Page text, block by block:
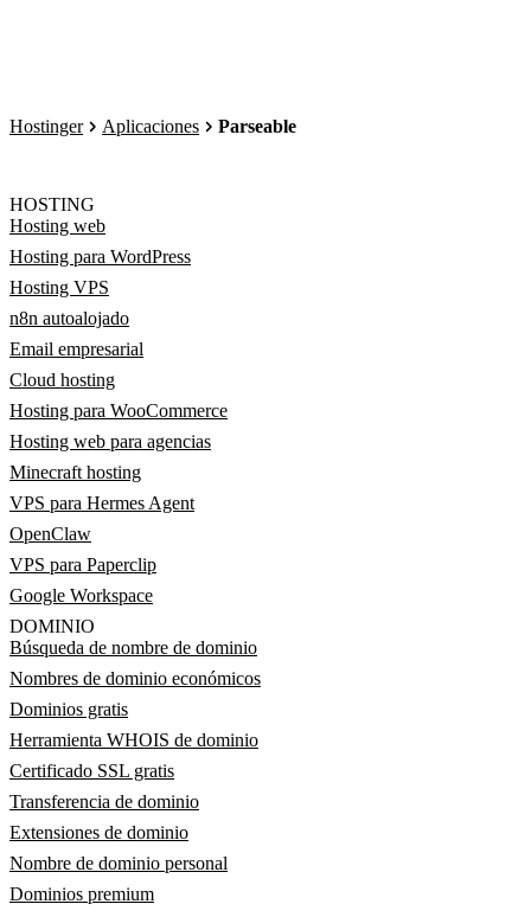
Hostinger Aplicaciones Parseable
HOSTING
Hosting web
Hosting para WordPress
Hosting VPS
n8n autoalojado
Email empresarial
Cloud hosting
Hosting para WooCommerce
Hosting web para agencias
Minecraft hosting
VPS para Hermes Agent
OpenClaw
VPS para Paperclip
Google Workspace
DOMINIO
Búsqueda de nombre de dominio
Nombres de dominio económicos
Dominios gratis
Herramienta WHOIS de dominio
Certificado SSL gratis
Transferencia de dominio
Extensiones de dominio
Nombre de dominio personal
Dominios premium